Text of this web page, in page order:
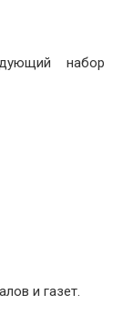
набор
и газет.